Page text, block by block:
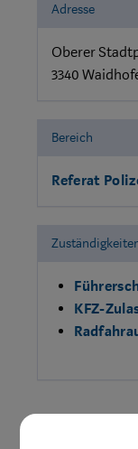
Adresse
Oberer
3340
Bereich
Referat
KFZ-